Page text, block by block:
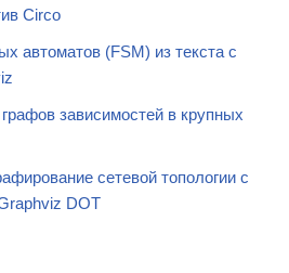
Circo
автоматов (FSM) из текста с
зависимостей в крупных
сетевой топологии с
DOT